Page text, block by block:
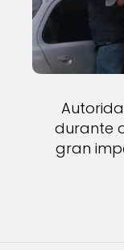
durante
gran